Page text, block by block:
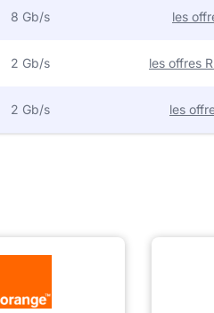
8 Gb/s les
2 Gb/s les offres
2 Gb/s les